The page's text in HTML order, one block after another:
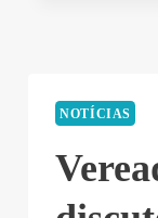
NOTÍCIAS